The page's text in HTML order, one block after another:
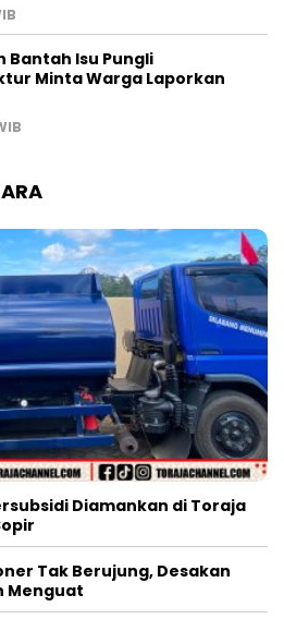
Bantah Isu Pungli
Minta Warga Laporkan
Diamankan di Toraja
Tak Berujung, Desakan
Menguat